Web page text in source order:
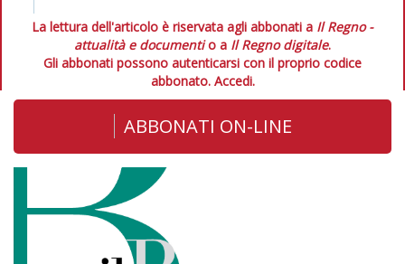
La lettura dell'articolo è riservata agli abbonati a Il Regno -
attualità e documentio a Il Regno digitale.
Gli abbonati possono autenticarsi con il proprio codice
abbonato. Accedi.
ABBONATI ON-LINE